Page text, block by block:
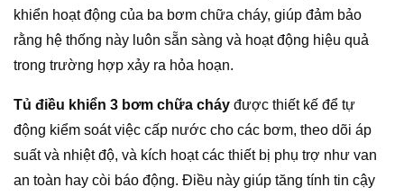
khiển hoạt động của ba bơm chữa cháy, giúp đảm bảo
rằng hệ thống này luôn sẵn sàng và hoạt động hiệu quả
trong trường hợp xảy ra hỏa hoạn.
Tủ điều khiển 3 bơm chữa cháy được thiết kế để tự
động kiểm soát việc cấp nước cho các bơm, theo dõi áp
suất và nhiệt độ, và kích hoạt các thiết bị phụ trợ như van
an toàn hay còi báo động. Điều này giúp tăng tính tin cậy